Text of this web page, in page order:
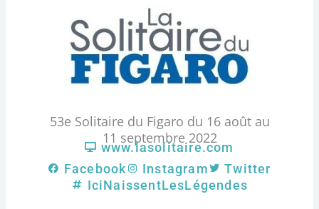
53e Solitaire du Figaro du 16 août au
11 septembre 2022
www.lasolitaire.com
Facebook
Instagram
Twitter
IciNaissentLesLégendes